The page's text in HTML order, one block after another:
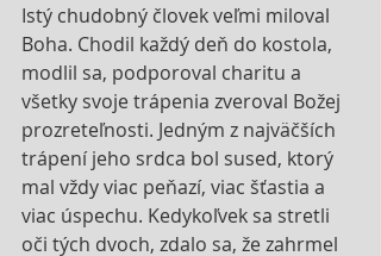
Istý chudobný človek veľmi miloval
Boha. Chodil každý deň do kostola,
modlil sa, podporoval charitu a
všetky svoje trápenia zveroval Božej
prozreteľnosti. Jedným z najväčších
trápení jeho srdca bol sused, ktorý
mal vždy viac peňazí, viac šťastia a
viac úspechu. Kedykoľvek sa stretli
oči tých dvoch, zdalo sa, že zahrmel